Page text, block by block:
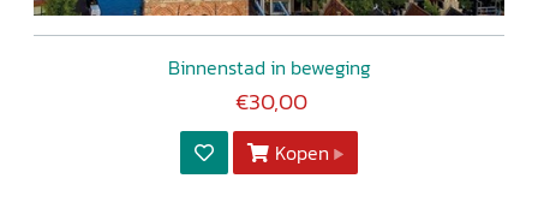
Binnenstad in beweging
€30,00
Kopen